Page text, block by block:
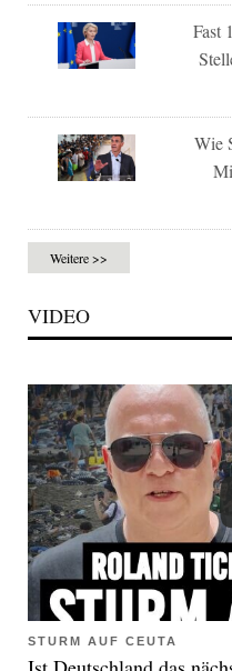
Fast
Wie
Weitere >>
VIDEO
STURM AUF CEUTA